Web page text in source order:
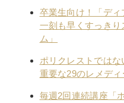
卒業生向け！「ディ
一刻も早くすっき
ム」
ポリクレストでは
重要な29のレメデ
毎週2回連続講座「